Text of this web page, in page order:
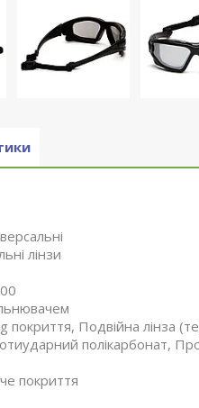
лінзи
покриття, Подвійна лінза
полікарбонат,
покриття